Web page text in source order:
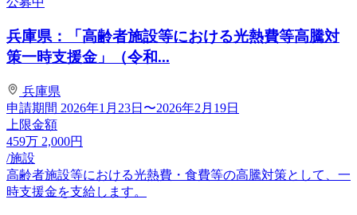
兵庫県：「高齢者施設等における光熱費等高騰対
策一時支援金」（令和...
兵庫県
申請期間 2026年1月23日〜2026年2月19日
上限金額
459万 2,000円
/施設
高齢者施設等における光熱費・食費等の高騰対策として、一
時支援金を支給します。